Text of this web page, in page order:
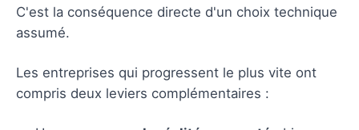
C'est la conséquence directe d'un choix technique
assumé.
Les entreprises qui progressent le plus vite ont
compris deux leviers complémentaires :